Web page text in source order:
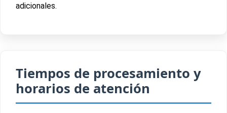
adicionales.
Tiempos de procesamiento y
horarios de atención